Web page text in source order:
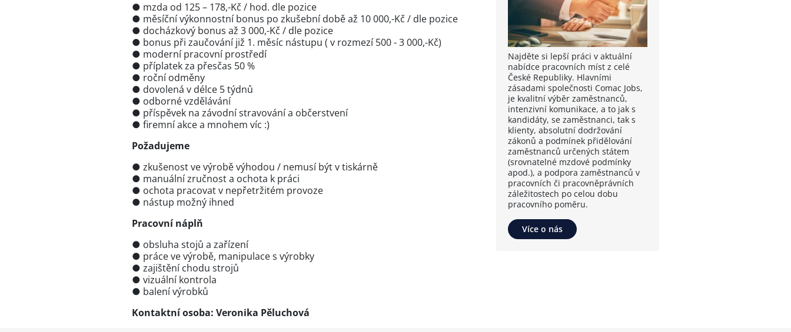
Najděte si lepší práci v aktuální
nabídce pracovních míst z celé
České Republiky. Hlavními
zásadami společnosti Comac Jobs,
je kvalitní výběr zaměstnanců,
intenzivní komunikace, a to jak s
kandidáty, se zaměstnanci, tak s
klienty, absolutní dodržování
zákonů a podmínek přidělování
zaměstnanců určených státem
(srovnatelné mzdové podmínky
apod.), a podpora zaměstnanců v
pracovních či pracovněprávních
záležitostech po celou dobu
pracovního poměru.
Více o nás
● mzda od 125 – 178,-Kč / hod. dle pozice
● měsíční výkonnostní bonus po zkušební době až 10 000,-Kč / dle pozice
● docházkový bonus až 3 000,-Kč / dle pozice
● bonus při zaučování již 1. měsíc nástupu ( v rozmezí 500 - 3 000,-Kč)
● moderní pracovní prostředí
● příplatek za přesčas 50 %
● roční odměny
● dovolená v délce 5 týdnů
● odborné vzdělávání
● příspěvek na závodní stravování a občerstvení
● firemní akce a mnohem víc :)
Požadujeme
● zkušenost ve výrobě výhodou / nemusí být v tiskárně
● manuální zručnost a ochota k práci
● ochota pracovat v nepřetržitém provoze
● nástup možný ihned
Pracovní náplň
● obsluha stojů a zařízení
● práce ve výrobě, manipulace s výrobky
● zajištění chodu strojů
● vizuální kontrola
● balení výrobků
Kontaktní osoba: Veronika Pěluchová